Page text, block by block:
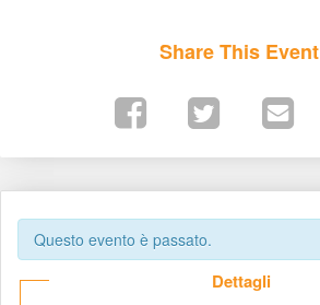
Share This Event
Questo evento è passato.
Dettagli